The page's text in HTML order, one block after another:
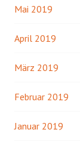
Mai 2019
April 2019
März 2019
Februar 2019
Januar 2019